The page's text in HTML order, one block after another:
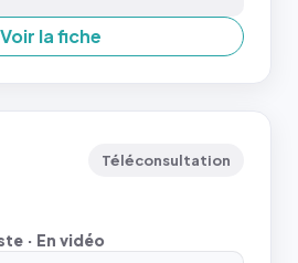
Voir la fiche
Téléconsultation
· En vidéo